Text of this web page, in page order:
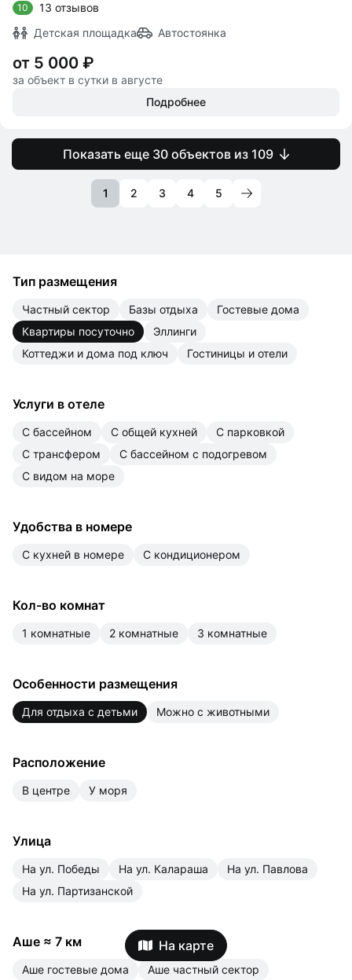
10
13 отзывов
Детская площадка
Автостоянка
от 5 000 ₽
за объект в сутки в августе
Подробнее
Показать еще 30 объектов из 109
1 2 3 4 5
На карте
Тип размещения
частный сектор базы отдыха
гостевые дома
квартиры посуточно
эллинги
коттеджи и дома под ключ
гостиницы и отели
Услуги в отеле
с бассейном с общей кухней
с парковкой
с трансфером
с бассейном с подогревом
с видом на море
Удобства в номере
с кухней в номере с кондиционером
Кол-во комнат
1 комнатные 2 комнатные 3 комнатные
Особенности размещения
для отдыха с детьми можно с животными
Расположение
в центре у моря
Улица
на ул. Победы на ул. Калараша
на ул. Павлова
на ул. Партизанской
Аше ≈ 7 км
Аше гостевые дома Аше частный сектор